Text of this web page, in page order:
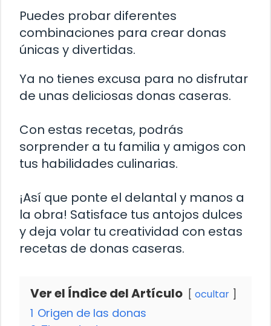
Puedes probar diferentes
combinaciones para crear donas
únicas y divertidas.
Ya no tienes excusa para no disfrutar
de unas deliciosas donas caseras.
Con estas recetas, podrás
sorprender a tu familia y amigos con
tus habilidades culinarias.
¡Así que ponte el delantal y manos a
la obra! Satisface tus antojos dulces
y deja volar tu creatividad con estas
recetas de donas caseras.
Ver el Índice del Artículo ocultar
1 Origen de las donas